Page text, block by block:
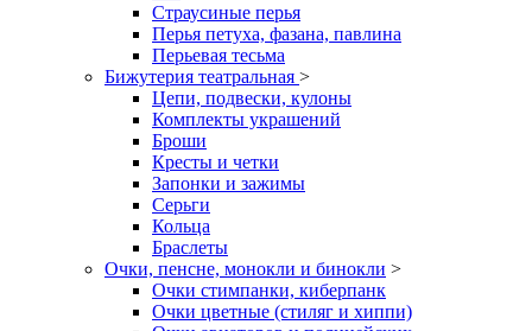
Страусиные перья
Перья петуха, фазана, павлина
Перьевая тесьма
Бижутерия театральная >
Цепи, подвески, кулоны
Комплекты украшений
Броши
Кресты и четки
Запонки и зажимы
Серьги
Кольца
Браслеты
Очки, пенсне, монокли и бинокли >
Очки стимпанки, киберпанк
Очки цветные (стиляг и хиппи)